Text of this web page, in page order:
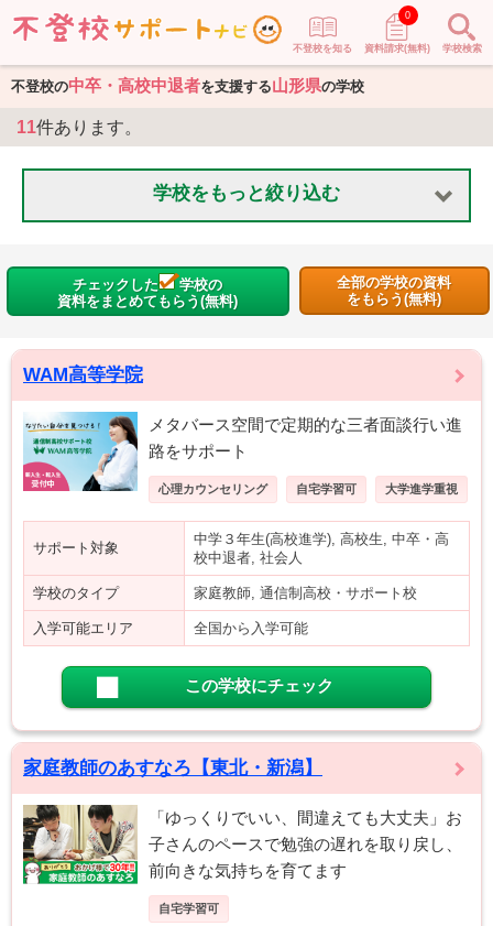
不登校を知る 資料請求(無料)
0
学校検索
不登校の中卒・高校中退者を支援する山形県の学校
11件あります。
学校をもっと絞り込む
チェックした
学校の
資料をまとめてもらう(無料)
全部の学校の資料
をもらう(無料)
WAM高等学院
メタバース空間で定期的な三者面談行い進
路をサポート
心理カウンセリング 自宅学習可 大学進学重視
サポート対象
中学３年生(高校進学), 高校生, 中卒・高
校中退者, 社会人
学校のタイプ 家庭教師, 通信制高校・サポート校
入学可能エリア 全国から入学可能
この学校にチェック
家庭教師のあすなろ【東北・新潟】
「ゆっくりでいい、間違えても大丈夫」お
子さんのペースで勉強の遅れを取り戻し、
前向きな気持ちを育てます
自宅学習可